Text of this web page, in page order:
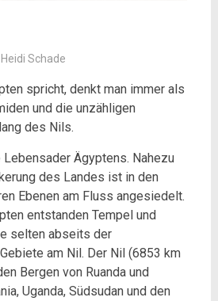
Heidi Schade
spricht, denkt man immer als
und die unzähligen
des Nils.
Ägyptens. Nahezu
des Landes ist in den
Ebenen am Fluss angesiedelt.
entstanden Tempel und
selten abseits der
am Nil. Der Nil (6853 km
Bergen von Ruanda und
Uganda, Südsudan und den